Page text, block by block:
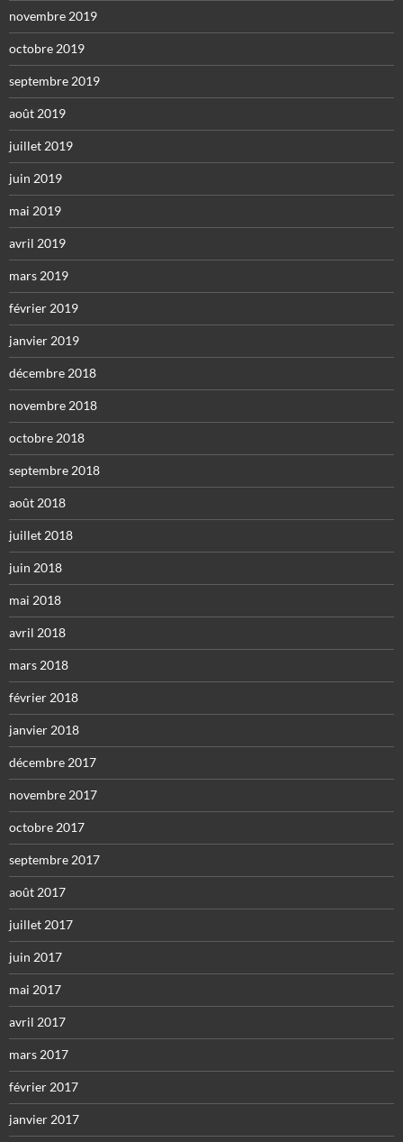
novembre 2019
octobre 2019
septembre 2019
août 2019
juillet 2019
juin 2019
mai 2019
avril 2019
mars 2019
février 2019
janvier 2019
décembre 2018
novembre 2018
octobre 2018
septembre 2018
août 2018
juillet 2018
juin 2018
mai 2018
avril 2018
mars 2018
février 2018
janvier 2018
décembre 2017
novembre 2017
octobre 2017
septembre 2017
août 2017
juillet 2017
juin 2017
mai 2017
avril 2017
mars 2017
février 2017
janvier 2017